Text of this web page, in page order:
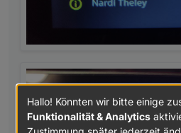
Hallo! Könnten wir bitte einige
Funktionalität & Analytics